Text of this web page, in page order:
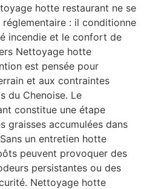
hotte restaurant ne se
: il conditionne
incendie et le confort de
Nettoyage hotte
est pensée pour
et aux contraintes
du Chenoise. Le
constitue une étape
graisses accumulées dans
un entretien hotte
peuvent provoquer des
persistantes ou des
Nettoyage hotte